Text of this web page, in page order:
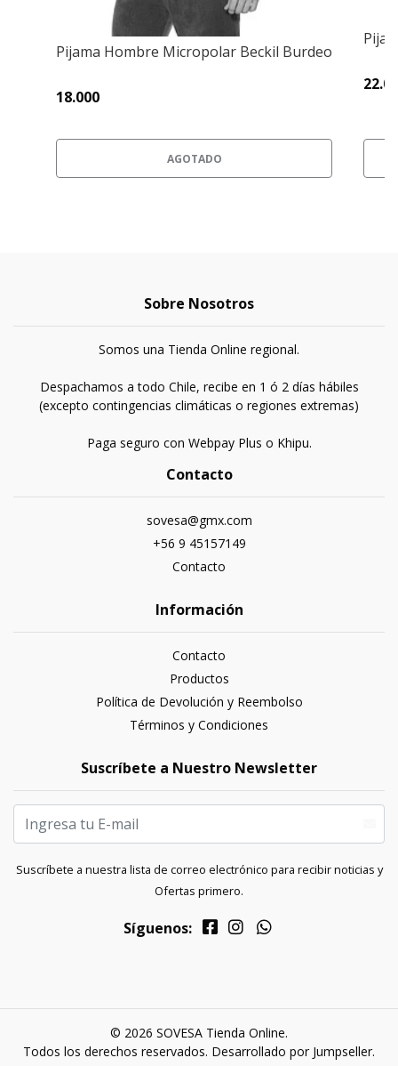
Pijama Hombre Micropolar Beckil Burdeo
18.000
AGOTADO
Sobre Nosotros
Somos una Tienda Online regional.
Despachamos a todo Chile, recibe en 1 ó 2 días hábiles
(excepto contingencias climáticas o regiones extremas)
Paga seguro con Webpay Plus o Khipu.
Contacto
sovesa@gmx.com
+56 9 45157149
Contacto
Información
Contacto
Productos
Política de Devolución y Reembolso
Términos y Condiciones
Suscríbete a Nuestro Newsletter
Suscríbete a nuestra lista de correo electrónico para recibir noticias y
Ofertas primero.
Síguenos:
© 2026 SOVESA Tienda Online.
Todos los derechos reservados. Desarrollado por Jumpseller.